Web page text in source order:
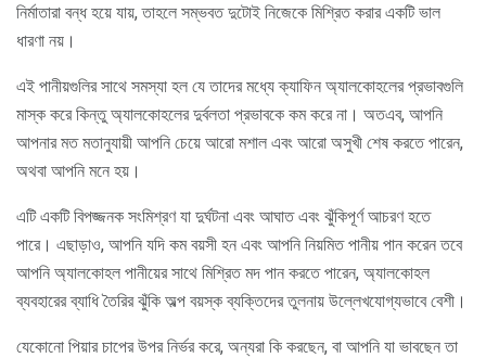
নির্মাতারা বন্ধ হয়ে যায়, তাহলে সম্ভবত দুটোই নিজেকে মিশ্রিত করার একটি ভাল
ধারণা নয়।
এই পানীয়গুলির সাথে সমস্যা হল যে তাদের মধ্যে ক্যাফিন অ্যালকোহলের প্রভাবগুলি
মাস্ক করে কিন্তু অ্যালকোহলের দুর্বলতা প্রভাবকে কম করে না। অতএব, আপনি
আপনার মত মতানুযায়ী আপনি চেয়ে আরো মশাল এবং আরো অসুখী শেষ করতে পারেন,
অথবা আপনি মনে হয়।
এটি একটি বিপজ্জনক সংমিশ্রণ যা দুর্ঘটনা এবং আঘাত এবং ঝুঁকিপূর্ণ আচরণ হতে
পারে। এছাড়াও, আপনি যদি কম বয়সী হন এবং আপনি নিয়মিত পানীয় পান করেন তবে
আপনি অ্যালকোহল পানীয়ের সাথে মিশ্রিত মদ পান করতে পারেন, অ্যালকোহল
ব্যবহারের ব্যাধি তৈরির ঝুঁকি অল্প বয়স্ক ব্যক্তিদের তুলনায় উল্লেখযোগ্যভাবে বেশী।
যেকোনো পিয়ার চাপের উপর নির্ভর করে, অন্যরা কি করছেন, বা আপনি যা ভাবছেন তা